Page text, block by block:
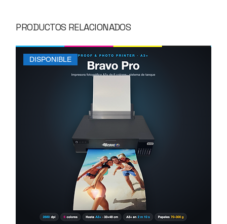
PRODUCTOS RELACIONADOS
DISPONIBLE